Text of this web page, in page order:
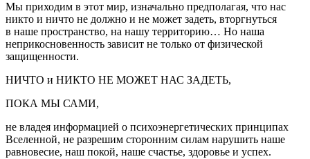
Мы приходим в этот мир, изначально предполагая, что нас
никто и ничто не должно и не может задеть, вторгнуться
в наше пространство, на нашу территорию… Но наша
неприкосновенность зависит не только от физической
защищенности.
НИЧТО и НИКТО НЕ МОЖЕТ НАС ЗАДЕТЬ,
ПОКА МЫ САМИ,
не владея информацией о психоэнергетических принципах
Вселенной, не разрешим сторонним силам нарушить наше
равновесие, наш покой, наше счастье, здоровье и успех.